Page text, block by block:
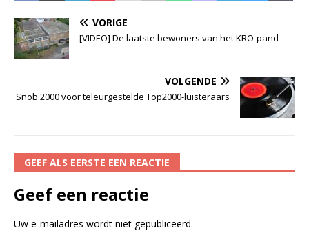
VORIGE
[VIDEO] De laatste bewoners van het KRO-pand
VOLGENDE
Snob 2000 voor teleurgestelde Top2000-luisteraars
GEEF ALS EERSTE EEN REACTIE
Geef een reactie
Uw e-mailadres wordt niet gepubliceerd.